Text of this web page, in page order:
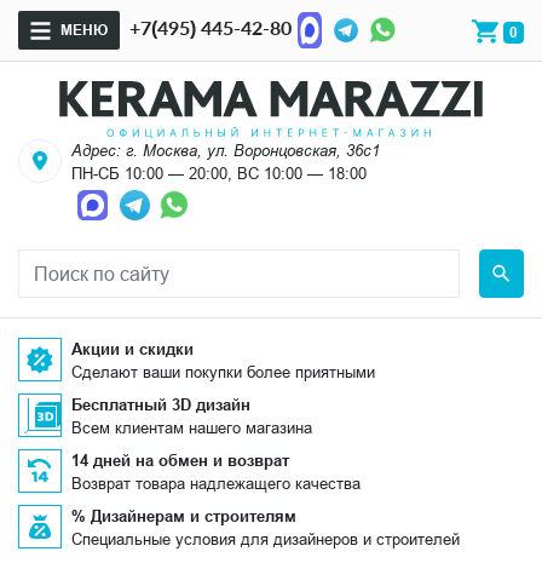
МЕНЮ +7(495) 445-42-80 0
Адрес: г. Москва, ул. Воронцовская, 36с1
ПН-СБ 10:00 — 20:00, ВС 10:00 — 18:00
Акции и скидки
Сделают ваши покупки более приятными
Бесплатный 3D дизайн
Всем клиентам нашего магазина
14 дней на обмен и возврат
Возврат товара надлежащего качества
% Дизайнерам и строителям
Специальные условия для дизайнеров и строителей